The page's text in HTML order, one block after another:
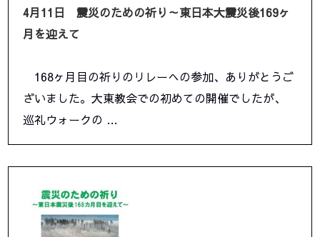
4月11日 震災のための祈り～東日本大震災後169ヶ
月を迎えて
168ヶ月目の祈りのリレーへの参加、ありがとうご
ざいました。大東教会での初めての開催でしたが、
巡礼ウォークの …